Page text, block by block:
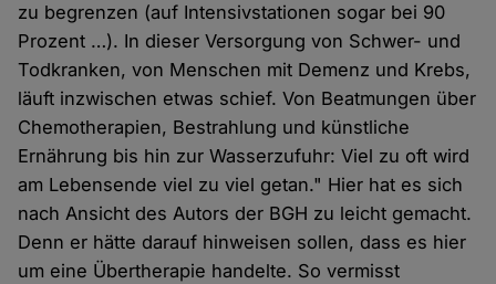
zu begrenzen (auf Intensivstationen sogar bei 90
Prozent …). In dieser Versorgung von Schwer- und
Todkranken, von Menschen mit Demenz und Krebs,
läuft inzwischen etwas schief. Von Beatmungen über
Chemotherapien, Bestrahlung und künstliche
Ernährung bis hin zur Wasserzufuhr: Viel zu oft wird
am Lebensende viel zu viel getan." Hier hat es sich
nach Ansicht des Autors der BGH zu leicht gemacht.
Denn er hätte darauf hinweisen sollen, dass es hier
um eine Übertherapie handelte. So vermisst